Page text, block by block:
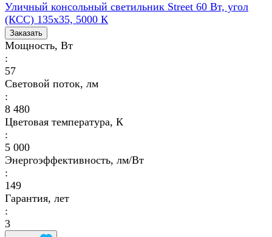
Уличный консольный светильник Street 60 Вт, угол
(КСС) 135х35, 5000 К
Заказать
Мощность, Вт
:
57
Световой поток, лм
:
8 480
Цветовая температура, К
:
5 000
Энергоэффективность, лм/Вт
:
149
Гарантия, лет
:
3